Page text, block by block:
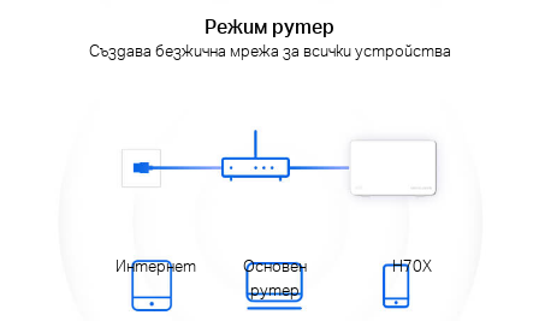
Режим рутер
Създава безжична мрежа за всички устройства
Интернет
Основен
рутер
H70X